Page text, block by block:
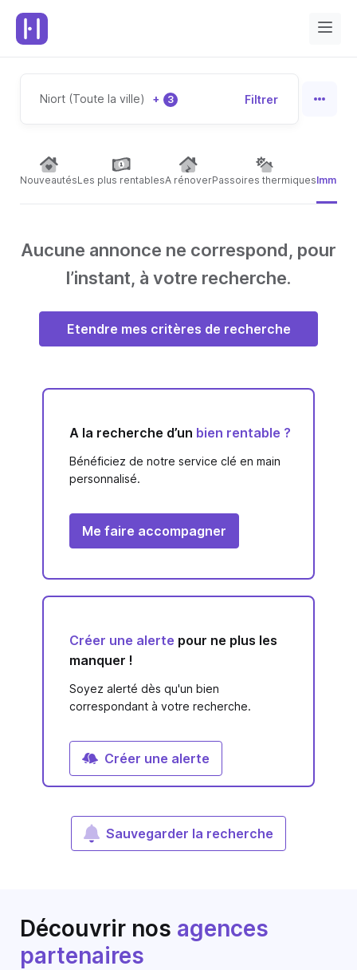
Niort (Toute la ville) + 3 Filtrer
NouveautésLes plus rentablesA rénoverPassoires thermiques
Aucune annonce ne correspond, pour
l’instant, à votre recherche.
Etendre mes critères de recherche
A la recherche d’un bien rentable ?
Bénéficiez de notre service clé en main
personnalisé.
Me faire accompagner
Créer une alerte pour ne plus les
manquer !
Soyez alerté dès qu'un bien
correspondant à votre recherche.
Créer une alerte
Sauvegarder la recherche
Découvrir nos agences
partenaires